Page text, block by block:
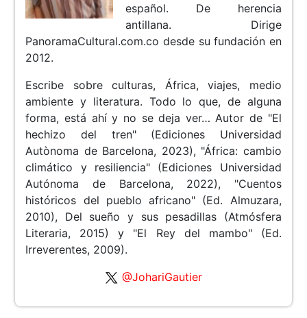
español. De herencia
antillana. Dirige
PanoramaCultural.com.co desde su fundación en
2012.
Escribe sobre culturas, África, viajes, medio
ambiente y literatura. Todo lo que, de alguna
forma, está ahí y no se deja ver… Autor de "El
hechizo del tren" (Ediciones Universidad
Autònoma de Barcelona, 2023), "África: cambio
climático y resiliencia" (Ediciones Universidad
Autónoma de Barcelona, 2022), "Cuentos
históricos del pueblo africano" (Ed. Almuzara,
2010), Del sueño y sus pesadillas (Atmósfera
Literaria, 2015) y "El Rey del mambo" (Ed.
Irreverentes, 2009).
@JohariGautier